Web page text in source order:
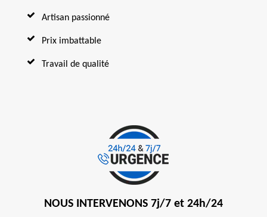
Artisan passionné
Prix imbattable
Travail de qualité
NOUS INTERVENONS 7j/7 et 24h/24